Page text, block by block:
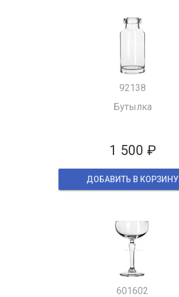
92138
Бутылка
1 500 ₽
ДОБАВИТЬ В КОРЗИНУ
601602